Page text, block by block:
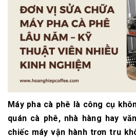
Máy pha cà phê là công cụ
quán cà phê, nhà hàng hay
chiếc máy vận hành trơn tru